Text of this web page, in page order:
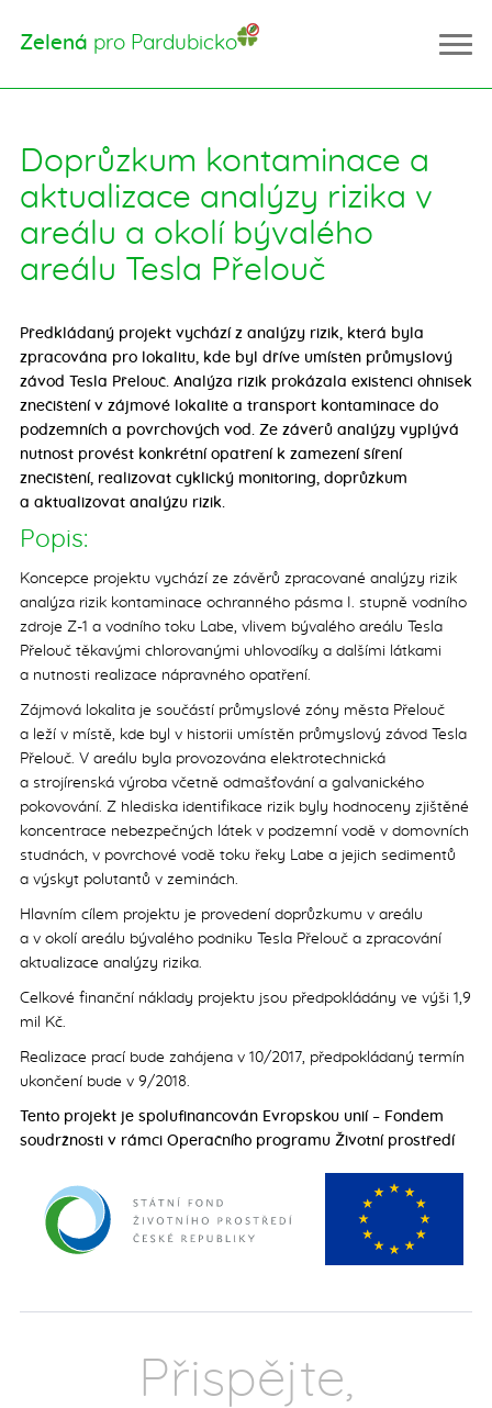
Zelená pro Pardubicko
Úvod
Řešíme problémy
Kácení stromů
Tyršovy sady
Obora Litošice
Přírodní park Červeňák
Právo na čistý vzduch
Topek Oil
O co nám jde
Aktuality
Média
Z tisku
Ekozprávy
Kalendář akcí
Partneři
Projekty financované SFŽP
Výroční zprávy
Doprůzkum kontaminace a
aktualizace analýzy rizika v
areálu a okolí bývalého
areálu Tesla Přelouč
Předkládaný projekt vychází z analýzy rizik, která byla
zpracována pro lokalitu, kde byl dříve umístěn průmyslový
závod Tesla Přelouč. Analýza rizik prokázala existenci ohnisek
znečištění v zájmové lokalitě a transport kontaminace do
podzemních a povrchových vod. Ze závěrů analýzy vyplývá
nutnost provést konkrétní opatření k zamezení šíření
znečištění, realizovat cyklický monitoring, doprůzkum
a aktualizovat analýzu rizik.
Popis:
Koncepce projektu vychází ze závěrů zpracované analýzy rizik
analýza rizik kontaminace ochranného pásma I. stupně vodního
zdroje Z-1 a vodního toku Labe, vlivem bývalého areálu Tesla
Přelouč těkavými chlorovanými uhlovodíky a dalšími látkami
a nutnosti realizace nápravného opatření.
Zájmová lokalita je součástí průmyslové zóny města Přelouč
a leží v místě, kde byl v historii umístěn průmyslový závod Tesla
Přelouč. V areálu byla provozována elektrotechnická
a strojírenská výroba včetně odmašťování a galvanického
pokovování. Z hlediska identifikace rizik byly hodnoceny zjištěné
koncentrace nebezpečných látek v podzemní vodě v domovních
studnách, v povrchové vodě toku řeky Labe a jejich sedimentů
a výskyt polutantů v zeminách.
Hlavním cílem projektu je provedení doprůzkumu v areálu
a v okolí areálu bývalého podniku Tesla Přelouč a zpracování
aktualizace analýzy rizika.
Celkové finanční náklady projektu jsou předpokládány ve výši 1,9
mil Kč.
Realizace prací bude zahájena v 10/2017, předpokládaný termín
ukončení bude v 9/2018.
Tento projekt je spolufinancován Evropskou unií – Fondem
soudržnosti v rámci Operačního programu Životní prostředí
Přispějte,